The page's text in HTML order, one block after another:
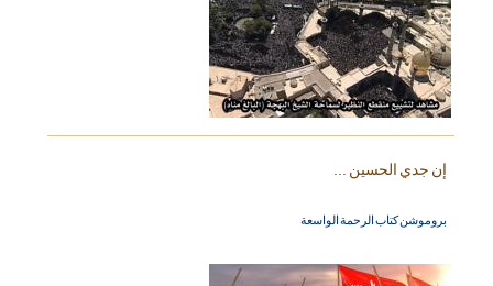
إن جدي الحسين ...
بروموشن كتاب الرحمة الواسعة